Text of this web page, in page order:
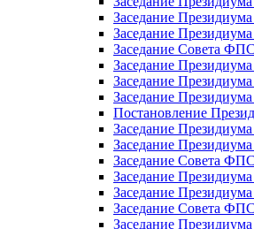
Заседание
Заседание
Заседание Совета
Заседание
Заседание
Заседание
Постановление
Заседание
Заседание
Заседание Совета
Заседание
Заседание
Заседание Совета
Заседание